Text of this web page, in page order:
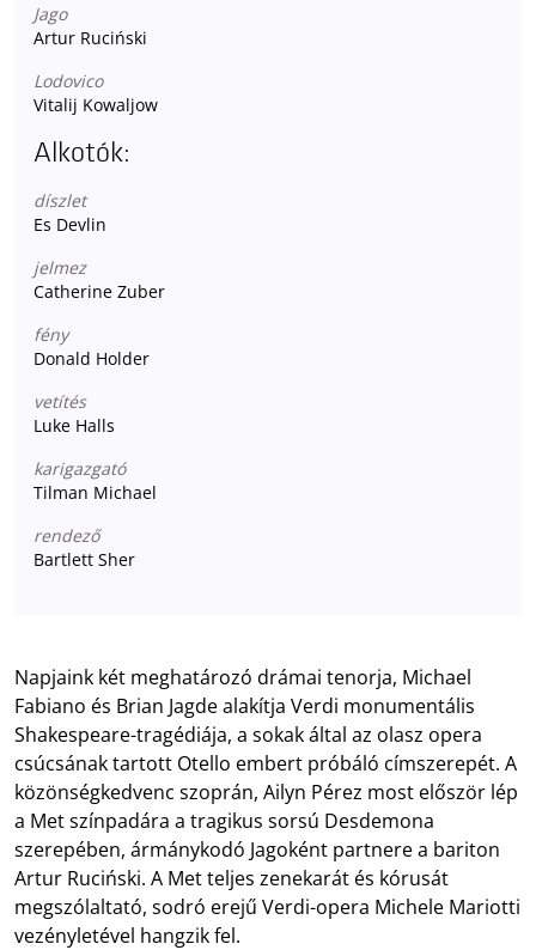
Jago
Artur Ruciński
Lodovico
Vitalij Kowaljow
Alkotók:
díszlet
Es Devlin
jelmez
Catherine Zuber
fény
Donald Holder
vetítés
Luke Halls
karigazgató
Tilman Michael
rendező
Bartlett Sher
Napjaink két meghatározó drámai tenorja, Michael
Fabiano és Brian Jagde alakítja Verdi monumentális
Shakespeare-tragédiája, a sokak által az olasz opera
csúcsának tartott Otello embert próbáló címszerepét. A
közönségkedvenc szoprán, Ailyn Pérez most először lép
a Met színpadára a tragikus sorsú Desdemona
szerepében, ármánykodó Jagoként partnere a bariton
Artur Ruciński. A Met teljes zenekarát és kórusát
megszólaltató, sodró erejű Verdi-opera Michele Mariotti
vezényletével hangzik fel.